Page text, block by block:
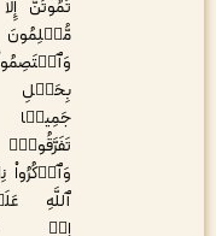
تَمُوتُنَّ إِلَّا وَأَنتُم
مُّسۡلِمُونَ
وَٱعۡتَصِمُواْ
بِحَبۡلِ ٱللَّهِ
جَمِیعࣰا وَلَا
تَفَرَّقُواْۚ
وَٱذۡکُرُواْ نِعۡمَتَ
ٱللَّهِ عَلَیۡکُمۡ
إِذۡ کُنتُمۡ